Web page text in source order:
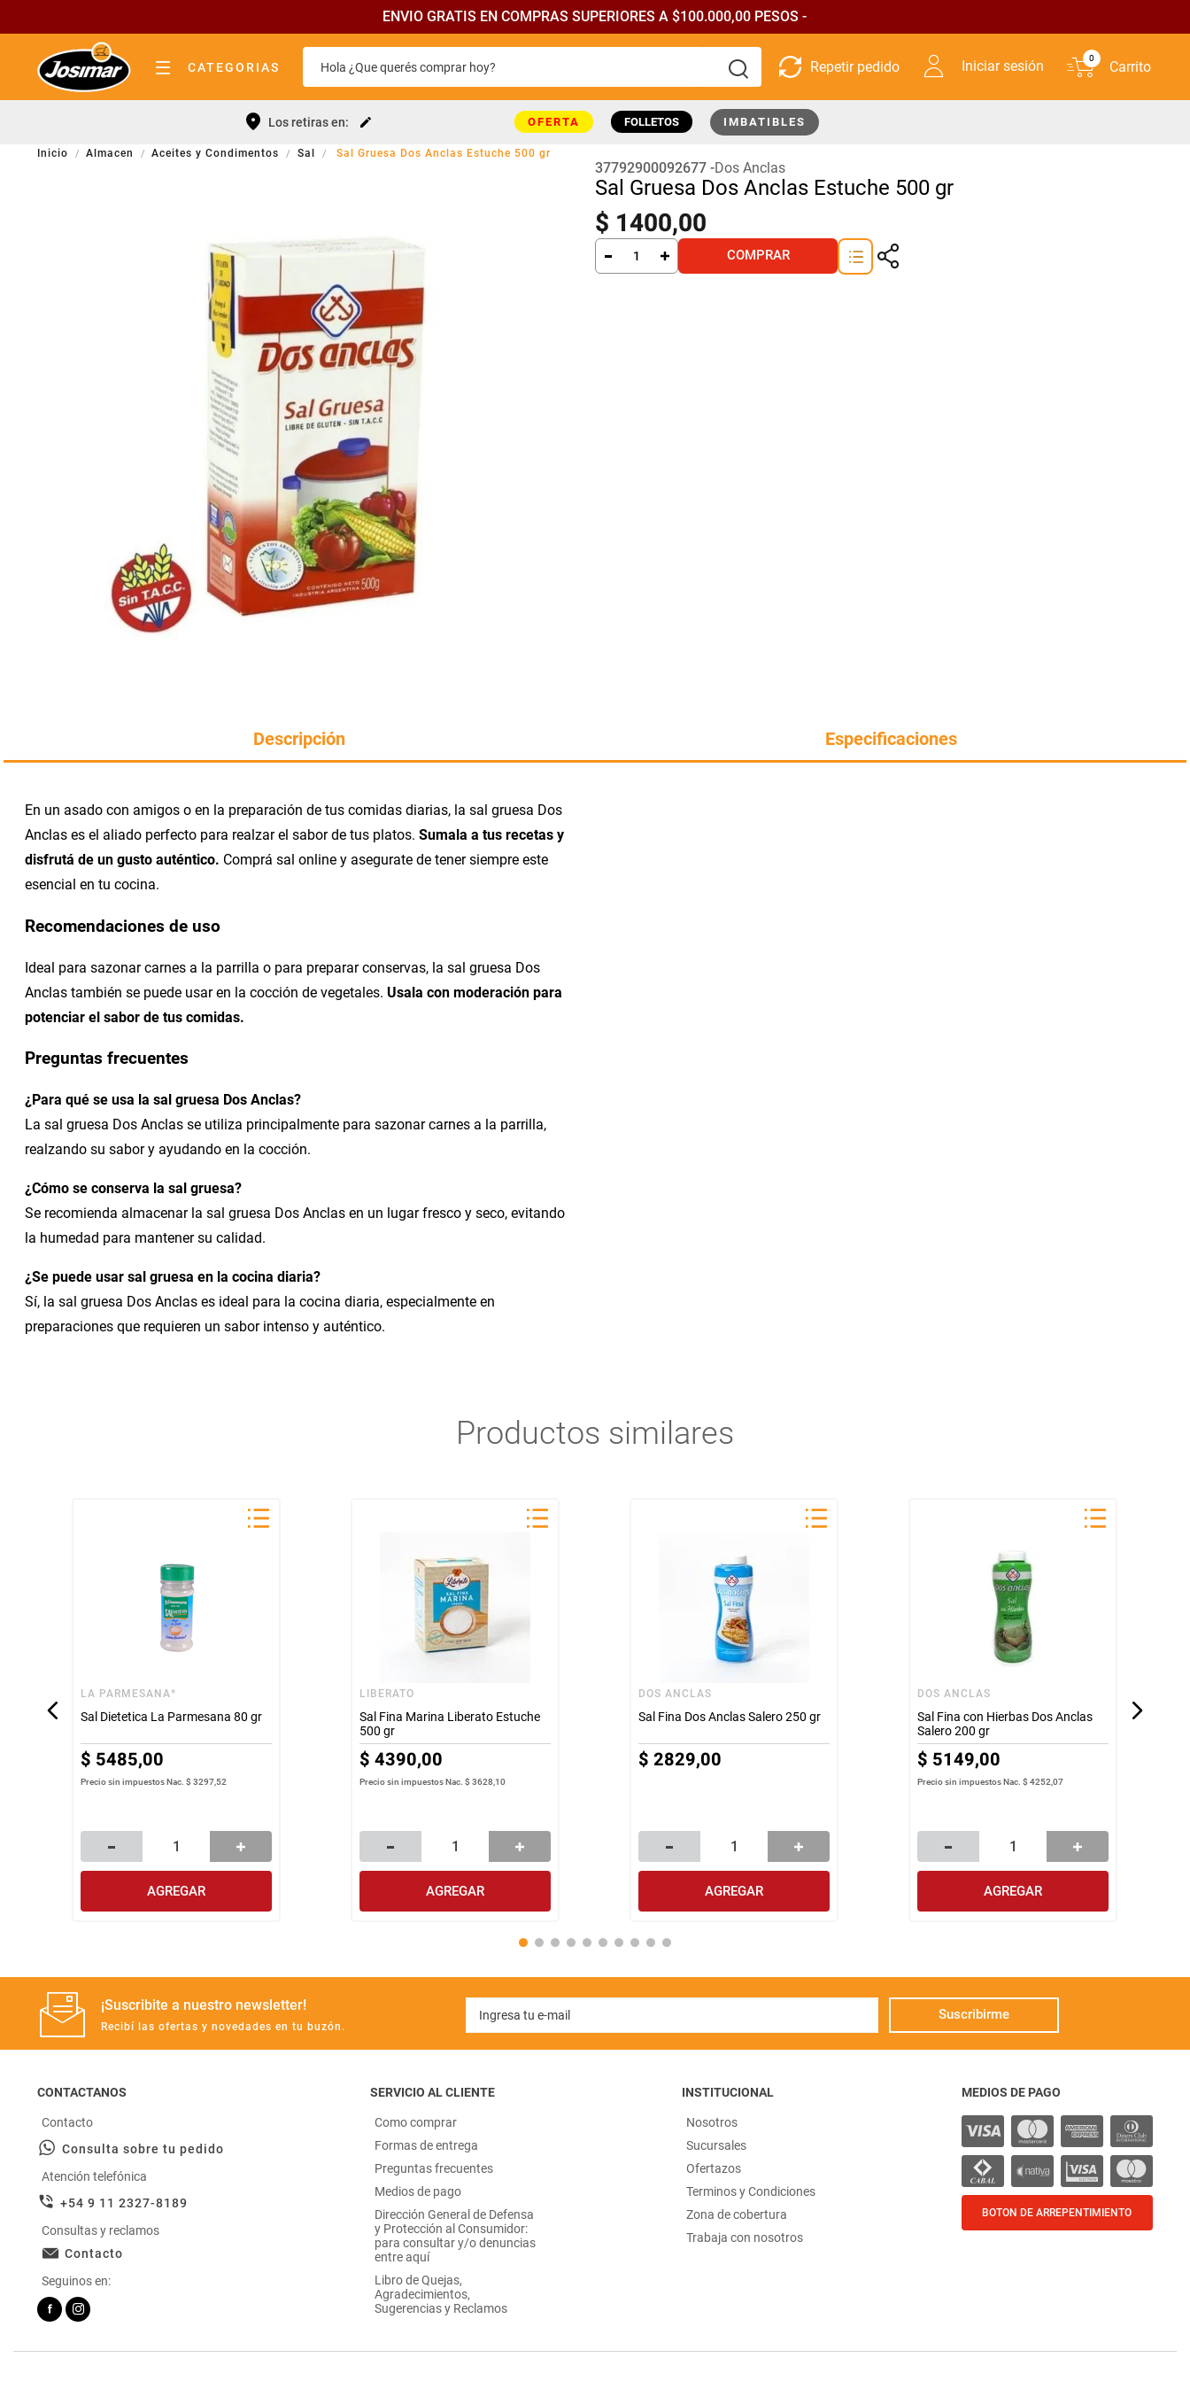
ENVIO GRATIS EN COMPRAS SUPERIORES A $100.000,00 PESOS -
CATEGORIAS
Hola ¿Que querés comprar hoy?
Iniciar sesión 0
Los retiras en: OFERTA FOLLETOS IMBATIBLES
Almacen Aceites y Condimentos Sal Sal Gruesa Dos Anclas Estuche 500 gr
37792900092677 Dos Anclas
Sal Gruesa Dos Anclas Estuche 500 gr
$ 1400,00
COMPRAR
Descripción Especificaciones
En un asado con amigos o en la preparación de tus comidas diarias, la sal gruesa Dos
Anclas es el aliado perfecto para realzar el sabor de tus platos. Sumala a tus recetas y
disfrutá de un gusto auténtico. Comprá sal online y asegurate de tener siempre este
esencial en tu cocina.
Recomendaciones de uso
Ideal para sazonar carnes a la parrilla o para preparar conservas, la sal gruesa Dos
Anclas también se puede usar en la cocción de vegetales. Usala con moderación para
potenciar el sabor de tus comidas.
Preguntas frecuentes
¿Para qué se usa la sal gruesa Dos Anclas?
La sal gruesa Dos Anclas se utiliza principalmente para sazonar carnes a la parrilla,
realzando su sabor y ayudando en la cocción.
¿Cómo se conserva la sal gruesa?
Se recomienda almacenar la sal gruesa Dos Anclas en un lugar fresco y seco, evitando
la humedad para mantener su calidad.
¿Se puede usar sal gruesa en la cocina diaria?
Sí, la sal gruesa Dos Anclas es ideal para la cocina diaria, especialmente en
preparaciones que requieren un sabor intenso y auténtico.
Productos similares
LA PARMESANA*
Sal Dietetica La Parmesana 80 gr
$ 5485,00
Precio sin impuestos Nac.$ 3297,52
AGREGAR
LIBERATO
Sal Fina Marina Liberato Estuche
500 gr
$ 4390,00
Precio sin impuestos Nac.$ 3628,10
AGREGAR
DOS ANCLAS
Sal Fina Dos Anclas Salero 250 gr
$ 2829,00
AGREGAR
DOS ANCLAS
Sal Fina con Hierbas Dos Anclas
Salero 200 gr
$ 5149,00
Precio sin impuestos Nac.$ 4252,07
AGREGAR
¡Suscribite a nuestro newsletter!
Recibí las ofertas y novedades en tu buzón.
Suscribirme
CONTACTANOS
Contacto
Consulta sobre tu pedido
Atención telefónica
+54 9 11 2327-8189
Consultas y reclamos
Contacto
Seguinos en:
SERVICIO AL CLIENTE
Como comprar
Formas de entrega
Preguntas frecuentes
Medios de pago
Dirección General de Defensa
y Protección al Consumidor:
para consultar y/o denuncias
entre aquí
Libro de Quejas,
Agradecimientos,
Sugerencias y Reclamos
INSTITUCIONAL
Nosotros
Sucursales
Ofertazos
Terminos y Condiciones
Zona de cobertura
Trabaja con nosotros
MEDIOS DE PAGO
BOTON DE ARREPENTIMIENTO
Términos más buscados
Leche
Queso
Galletitas
Aceite
Cafe
Manteca
Arroz